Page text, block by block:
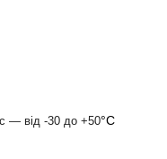
— від -30 до +50°С